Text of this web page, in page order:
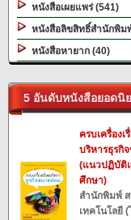
หนังสือเผยแพร่ (541)
หนังสือลิขสิทธิ์สำนักพิม
หนังสือหายาก (40)
5 อันดับหนังสือยอดนิ
ครบเครื่องเ
บริหารธุรกิ
(แนวปฏิบัติ
ศึกษา)
สำนักพิมพ์
เทคโนโลยี